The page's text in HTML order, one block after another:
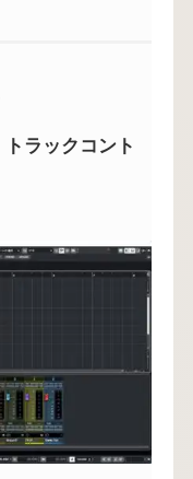
トラックコント